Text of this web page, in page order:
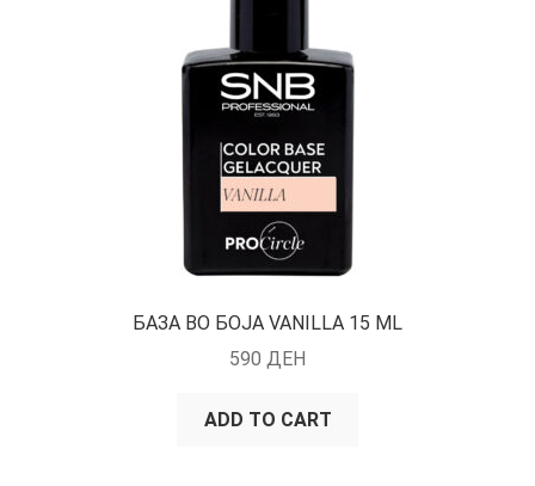
БАЗА ВО БОЈА VANILLA 15 ML
590 ДЕН
ADD TO CART